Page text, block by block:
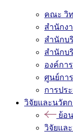
คณะ วิ
สำนักง
สำนักบ
สำนักบ
องค์กา
ศูนย์กา
การปร
วิจัยและนวัต
ย้อ
วิจัยแล